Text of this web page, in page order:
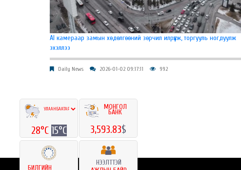
AI камераар замын хөдөлгөөний зөрчил илрүүлж, торгууль ногдуулж
эхэллээ
Daily News 2026-01-02 09:17:11 992
«
28°C 15°C
МОНГОЛ
БАНК
3,593.83$
БИЛГИЙН
НЭЭЛТТЭЙ